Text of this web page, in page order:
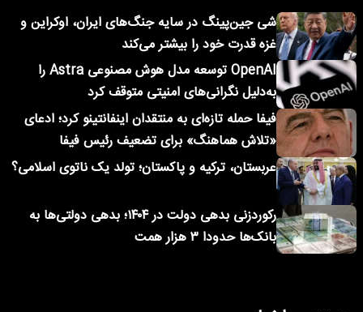
شی جین‌پینگ در سایه جنگ‌های ایران، اوکراین و
غزه قدرت خود را بیشتر می‌کند
OpenAI توسعه مدل هوش مصنوعی Astra را
به‌دلیل نگرانی‌های امنیتی متوقف کرد
فیفا حمله تازه‌ای به منتقدان اینفانتینو کرد؛ ادعای
«تلاش هماهنگ» برای تضعیف رئیس فیفا
عربستان، ترکیه و پاکستان؛ تولد یک ناتوی اسلامی؟
رکوردزنی بدهی دولت در ۱۴۰۴؛ بدهی دولتی‌ها به
بانک‌ها حدودا ۳ هزار همت